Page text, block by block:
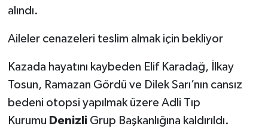
alındı.
Aileler cenazeleri teslim almak için bekliyor
Kazada hayatını kaybeden Elif Karadağ, İlkay
Tosun, Ramazan Gördü ve Dilek Sarı’nın cansız
bedeni otopsi yapılmak üzere Adli Tıp
Kurumu DenizliGrup Başkanlığına kaldırıldı.